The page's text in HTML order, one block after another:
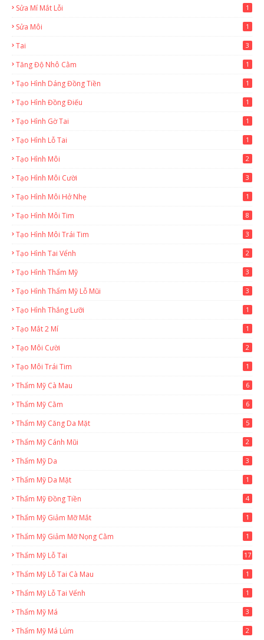
Sửa Mí Mắt Lỗi 1
Sửa Môi 1
Tai 3
Tăng Độ Nhô Cằm 1
Tạo Hình Dáng Đồng Tiền 1
Tạo Hình Đồng Điếu 1
Tạo Hình Gờ Tai 1
Tạo Hình Lỗ Tai 1
Tạo Hình Môi 2
Tạo Hình Môi Cười 3
Tạo Hình Môi Hở Nhẹ 1
Tạo Hình Môi Tim 8
Tạo Hình Môi Trái Tim 3
Tạo Hình Tai Vểnh 2
Tạo Hình Thẩm Mỹ 3
Tạo Hình Thẩm Mỹ Lỗ Mũi 3
Tạo Hình Thắng Lưỡi 1
Tạo Mắt 2 Mí 1
Tạo Môi Cười 2
Tạo Môi Trái Tim 1
Thẩm Mỹ Cà Mau 6
Thẩm Mỹ Cằm 6
Thẩm Mỹ Căng Da Mặt 5
Thẩm Mỹ Cánh Mũi 2
Thẩm Mỹ Da 3
Thẩm Mỹ Da Mặt 1
Thẩm Mỹ Đồng Tiền 4
Thẩm Mỹ Giảm Mỡ Mắt 1
Thẩm Mỹ Giảm Mỡ Nọng Cằm 1
Thẩm Mỹ Lỗ Tai 17
Thẩm Mỹ Lỗ Tai Cà Mau 1
Thẩm Mỹ Lỗ Tai Vểnh 1
Thẩm Mỹ Má 3
Thẩm Mỹ Má Lúm 2